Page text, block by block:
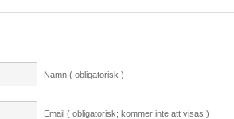
Namn ( obligatorisk )
Email ( obligatorisk; kommer inte att visas )